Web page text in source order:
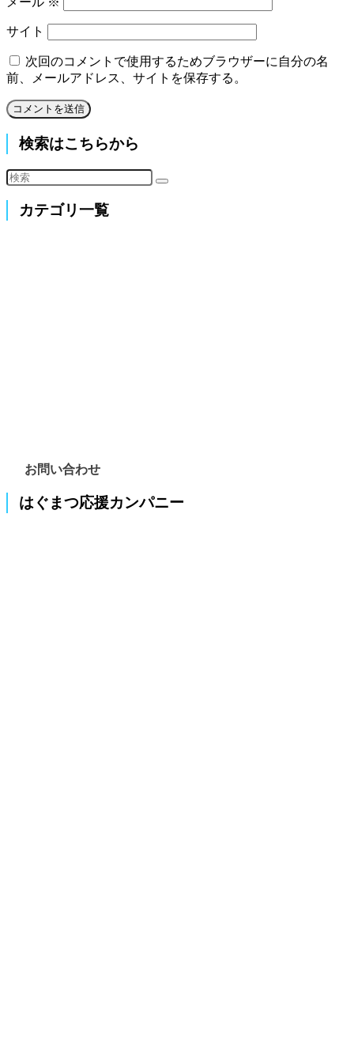
サイト
次回のコメントで使用するためブラウザーに自分の名
前、メールアドレス、サイトを保存する。
検索はこちらから
カテゴリ一覧
お問い合わせ
はぐまつ応援カンパニー